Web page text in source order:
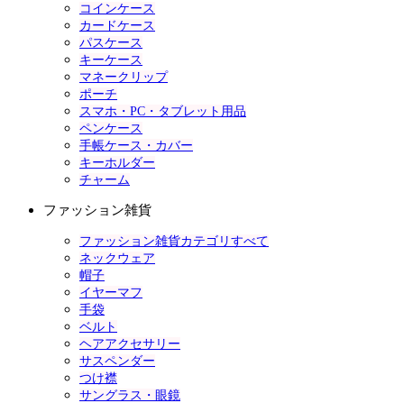
コインケース
カードケース
パスケース
キーケース
マネークリップ
ポーチ
スマホ・PC・タブレット用品
ペンケース
手帳ケース・カバー
キーホルダー
チャーム
ファッション雑貨
ファッション雑貨カテゴリすべて
ネックウェア
帽子
イヤーマフ
手袋
ベルト
ヘアアクセサリー
サスペンダー
つけ襟
サングラス・眼鏡